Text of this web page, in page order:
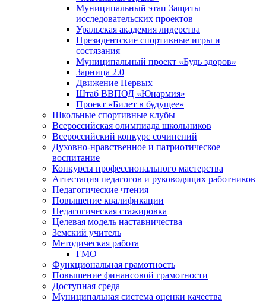
Муниципальный этап Защиты
исследовательских проектов
Уральская академия лидерства
Президентские спортивные игры и
состязания
Муниципальный проект «Будь здоров»
Зарница 2.0
Движение Первых
Штаб ВВПОД «Юнармия»
Проект «Билет в будущее»
Школьные спортивные клубы
Всероссийская олимпиада школьников
Всероссийский конкурс сочинений
Духовно-нравственное и патриотическое
воспитание
Конкурсы профессионального мастерства
Аттестация педагогов и руководящих работников
Педагогические чтения
Повышение квалификации
Педагогическая стажировка
Целевая модель наставничества
Земский учитель
Методическая работа
ГМО
Функциональная грамотность
Повышение финансовой грамотности
Доступная среда
Муниципальная система оценки качества